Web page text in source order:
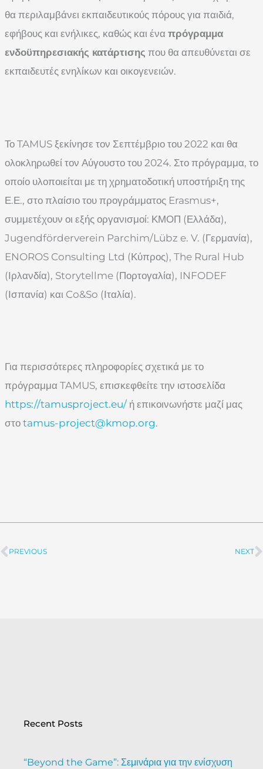
θα περιλαμβάνει εκπαιδευτικούς πόρους για παιδιά,
εφήβους και ενήλικες, καθώς και ένα πρόγραμμα
ενδοϋπηρεσιακής κατάρτισης που θα απευθύνεται σε
εκπαιδευτές ενηλίκων και οικογενειών.
Το TAMUS ξεκίνησε τον Σεπτέμβριο του 2022 και θα
ολοκληρωθεί τον Αύγουστο του 2024. Στο πρόγραμμα, το
οποίο υλοποιείται με τη χρηματοδοτική υποστήριξη της
Ε.Ε., στο πλαίσιο του προγράμματος Erasmus+,
συμμετέχουν οι εξής οργανισμοί: ΚΜΟΠ (Ελλάδα),
Jugendförderverein Parchim/Lübz e. V. (Γερμανία),
ENOROS Consulting Ltd (Κύπρος), The Rural Hub
(Ιρλανδία), Storytellme (Πορτογαλία), INFODEF
(Ισπανία) και Co&So (Ιταλία).
Για περισσότερες πληροφορίες σχετικά με το
πρόγραμμα TAMUS, επισκεφθείτε την ιστοσελίδα
https://tamusproject.eu/ ή επικοινωνήστε μαζί μας
στο tamus-project@kmop.org.
Prev
PREVIOUS NEXT
Recent Posts
“Beyond the Game”: Σεμινάρια για την ενίσχυση